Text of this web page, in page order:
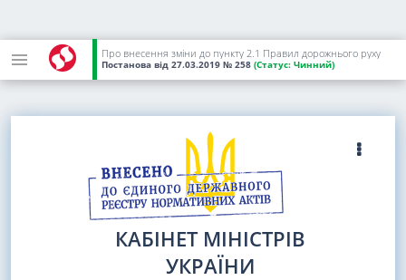
Про внесення зміни до пункту 2.1 Правил дорожнього руху
Постанова від 27.03.2019 № 258 (Статус: Чинний)
КАБІНЕТ МІНІСТРІВ
УКРАЇНИ